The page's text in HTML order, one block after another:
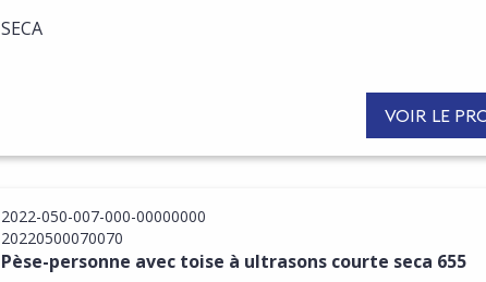
SECA
VOIR LE
2022-050-007-000-00000000
20220500070070
Pèse-personne avec toise à ultrasons courte seca 655